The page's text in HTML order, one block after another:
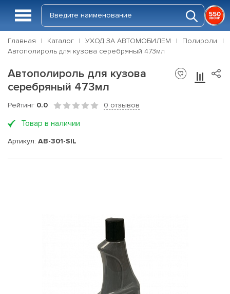
Главная Каталог УХОД ЗА АВТОМОБИЛЕМ
Полироли
Автополироль для кузова серебряный 473мл
Автополироль для кузова
серебряный 473мл
Рейтинг 0.0 0 отзывов
Товар в наличии
Артикул: AB-301-SIL